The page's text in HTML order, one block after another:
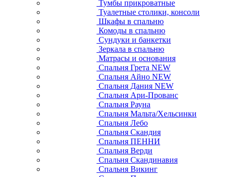
Тумбы прикроватные
Туалетные столики, консоли
Шкафы в спальню
Комоды в спальню
Сундуки и банкетки
Зеркала в спальню
Матрасы и основания
Спальня Грета NEW
Спальня Айно NEW
Спальня Дания NEW
Спальня Ари-Прованс
Спальня Рауна
Спальня Мальта/Хельсинки
Спальня Лебо
Спальня Скандия
Спальня ПЕННИ
Спальня Верди
Спальня Скандинавия
Спальня Викинг